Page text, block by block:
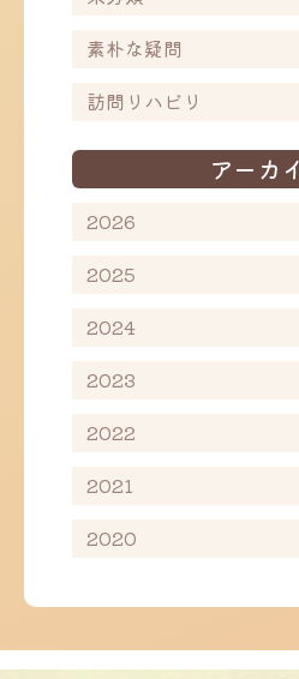
素朴な疑問
訪問リハビリ
アーカ
2026
2025
2024
2023
2022
2021
2020